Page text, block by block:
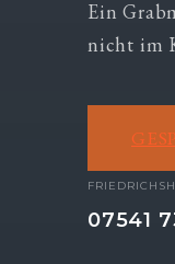
Ein
nicht im
07541